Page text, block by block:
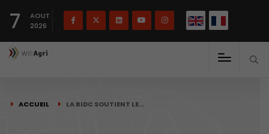
7
AOUT
2026
ACCUEIL LA BIDC SOUTIENT LE…
Français English(English)